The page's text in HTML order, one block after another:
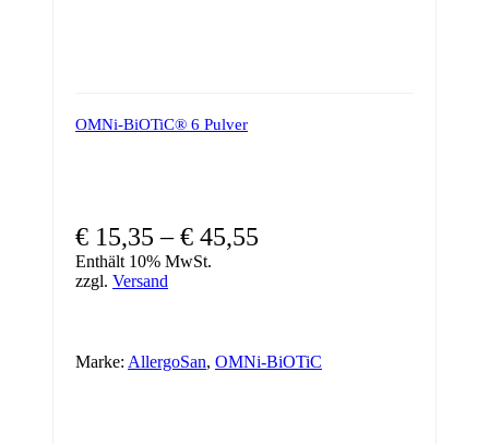
OMNi-BiOTiC® 6 Pulver
€ 15,35 –€ 45,55
Enthält 10% MwSt.
zzgl. Versand
Marke: AllergoSan, OMNi-BiOTiC